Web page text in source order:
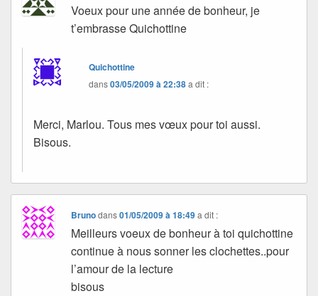
Voeux pour une année de bonheur, je
t’embrasse Quichottine
Quichottine
dans03/05/2009 à 22:38a dit :
Merci, Marlou. Tous mes vœux pour toi aussi.
Bisous.
Brunodans01/05/2009 à 18:49 a dit :
Meilleurs voeux de bonheur à toi quichottine
continue à nous sonner les clochettes..pour
l’amour de la lecture
bisous